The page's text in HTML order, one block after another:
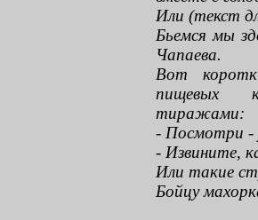
Или (текст
Бьемся мы
Чапаева.
Вот
пищевых
тиражами:
- Посмотри -
- Извините,
Или такие
Бойцу